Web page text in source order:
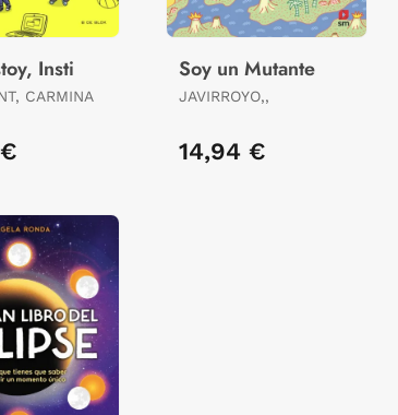
Insti
CARMINA
Soy un Mutante
JAVIRROYO,,
14,94 €